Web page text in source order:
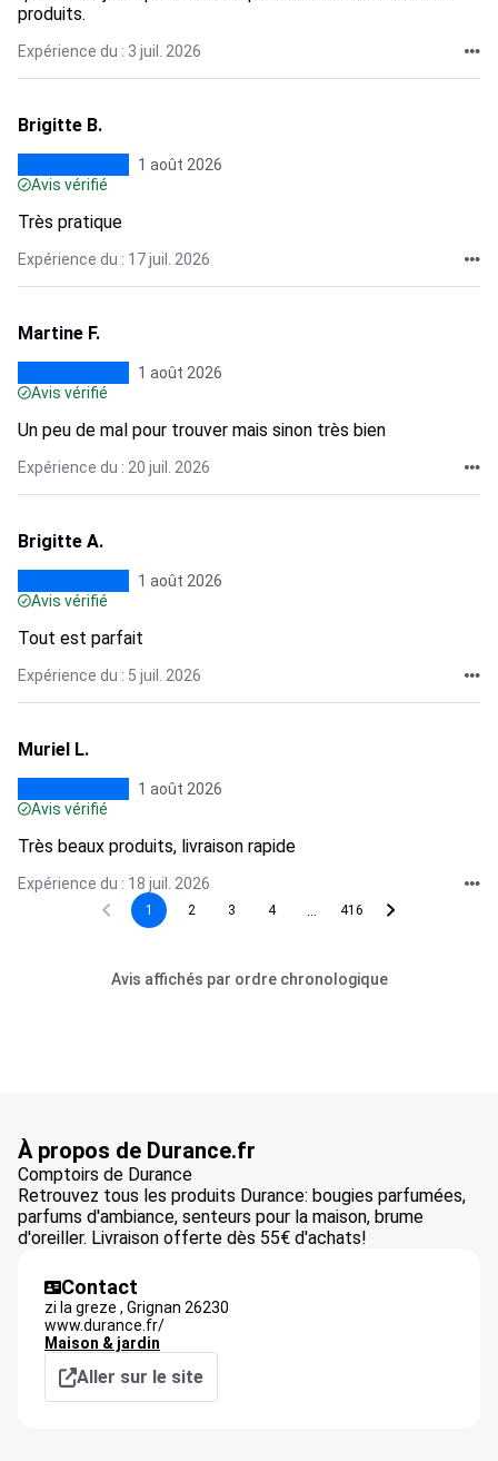
produits.
Expérience du : 3 juil. 2026
Brigitte B.
1 août 2026
Avis vérifié
Très pratique
Expérience du : 17 juil. 2026
Martine F.
1 août 2026
Avis vérifié
Un peu de mal pour trouver mais sinon très bien
Expérience du : 20 juil. 2026
Brigitte A.
1 août 2026
Avis vérifié
Tout est parfait
Expérience du : 5 juil. 2026
Muriel L.
1 août 2026
Avis vérifié
Très beaux produits, livraison rapide
Expérience du : 18 juil. 2026
1 2 3 4 416
Avis affichés par ordre chronologique
À propos de Durance.fr
Comptoirs de Durance
Retrouvez tous les produits Durance: bougies parfumées,
parfums d'ambiance, senteurs pour la maison, brume
d'oreiller. Livraison offerte dès 55€ d'achats!
Contact
zi la greze , Grignan 26230
www.durance.fr/
Maison & jardin
Aller sur le site